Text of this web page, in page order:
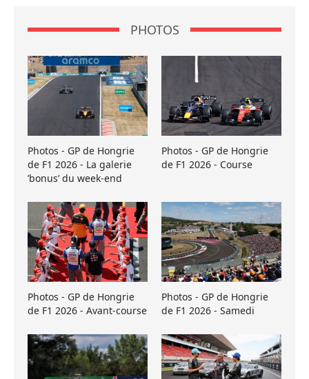
PHOTOS
Photos - GP de Hongrie
de F1 2026 - La galerie
’bonus’ du week-end
Photos - GP de Hongrie
de F1 2026 - Course
Photos - GP de Hongrie
de F1 2026 - Avant-course
Photos - GP de Hongrie
de F1 2026 - Samedi